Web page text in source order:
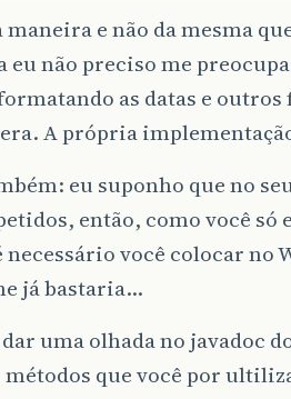
maneira e não da mesma
eu não preciso me
as datas e outros
A própria
eu suponho que no
então, como você só
você colocar no
já bastaria…
uma olhada no javadoc
que você por